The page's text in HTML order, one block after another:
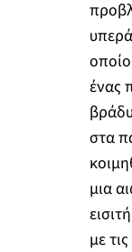
ένας
στα
μια
με